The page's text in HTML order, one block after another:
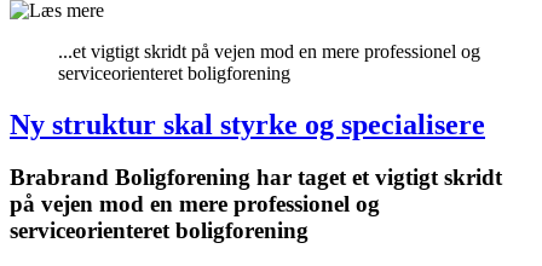
...et vigtigt skridt på vejen mod en mere professionel og
serviceorienteret bolig­forening
Ny struktur skal styrke og specialisere
Brabrand Bolig­forening har taget et vigtigt skridt
på vejen mod en mere professionel og
serviceorienteret bolig­forening